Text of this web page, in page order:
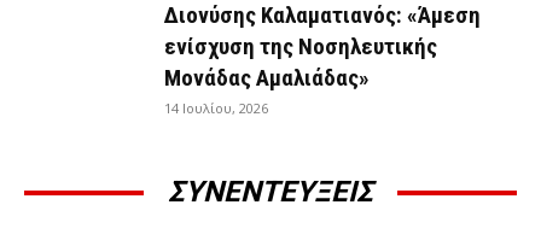
Διονύσης Καλαματιανός: «Άμεση
ενίσχυση της Νοσηλευτικής
Μονάδας Αμαλιάδας»
14 Ιουλίου, 2026
ΣΥΝΕΝΤΕΥΞΕΙΣ
ΣΥΝΕΝΤΕΎΞΕΙΣ